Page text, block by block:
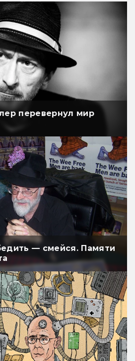
перевернул мир
— смейся. Памяти